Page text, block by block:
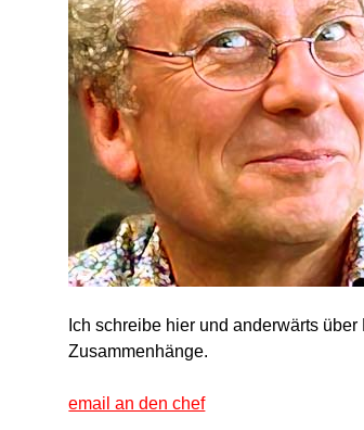
Ich schreibe hier und anderwärts über
Zusammenhänge.
email an den chef